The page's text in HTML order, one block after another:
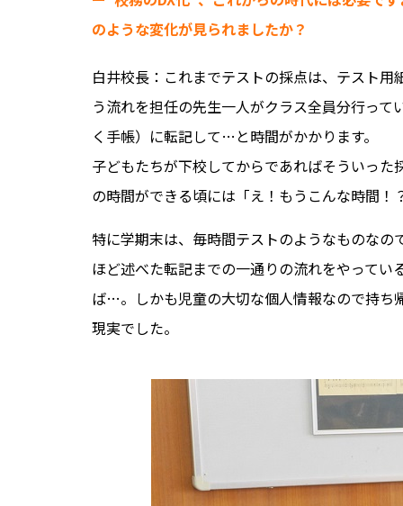
のような変化が見られましたか？
白井校長：これまでテストの採点は、テスト
う流れを担任の先生一人がクラス全員分行っ
く手帳）に転記して…と時間がかかります。
子どもたちが下校してからであればそういっ
の時間ができる頃には「え！もうこんな時間
特に学期末は、毎時間テストのようなものな
ほど述べた転記までの一通りの流れをやって
ば…。しかも児童の大切な個人情報なので持ち
現実でした。